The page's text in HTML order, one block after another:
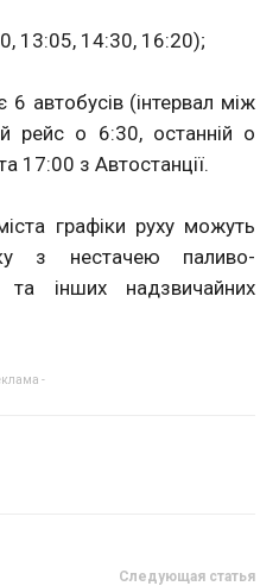
13:05, 14:30, 16:20);
автобусів (інтервал між
рейс о 6:30, останній о
17:00 з Автостанції.
графіки руху можуть
з нестачею паливо-
та інших надзвичайних
-
Следующая статья